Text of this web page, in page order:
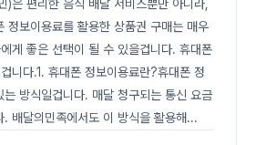
은 편리한 음식 배달 서비스뿐만 아니라,
정보이용료를 활용한 상품권 구매는 매우
게 좋은 선택이 될 수 있을겁니다. 휴대폰
니다.1. 휴대폰 정보이용료란?휴대폰 정
방식일겁니다. 매달 청구되는 통신 요금
배달의민족에서도 이 방식을 활용해...